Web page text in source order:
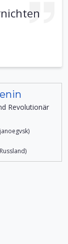
Revolutionär